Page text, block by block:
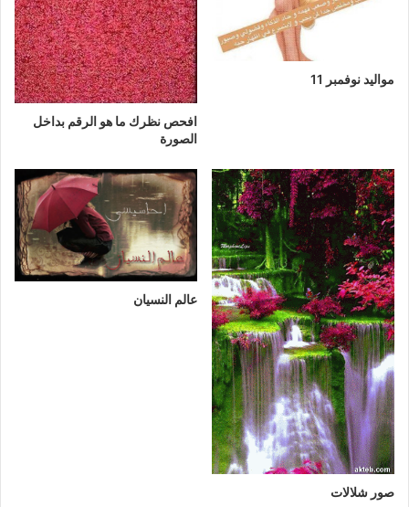
مواليد نوفمبر 11
افحص نظرك ما هو الرقم بداخل
الصورة
صور شلالات
عالم النسيان